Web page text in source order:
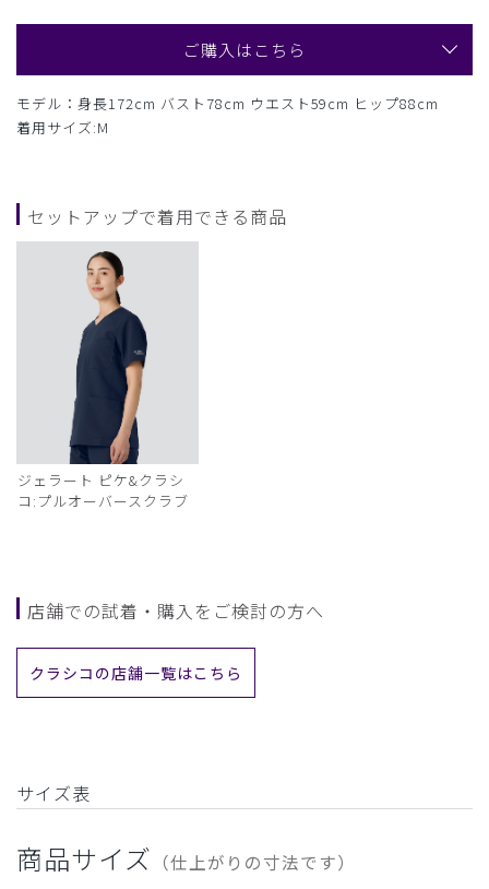
ご購入はこちら
モデル：身長172cm バスト78cm ウエスト59cm ヒップ88cm
着用サイズ:M
セットアップで着用できる商品
ジェラート ピケ&クラシ
コ:プルオーバースクラブ
店舗での試着・購入をご検討の方へ
クラシコの店舗一覧はこちら
サイズ表
商品サイズ （仕上がりの寸法です）